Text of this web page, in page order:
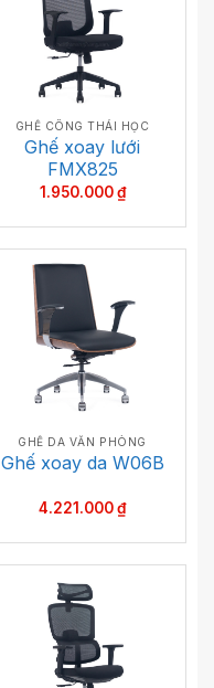
GHẾ CÔNG THÁI HỌC
Ghế xoay lưới
FMX825
1.950.000₫
GHẾ DA VĂN PHÒNG
Ghế xoay da W06B
4.221.000₫